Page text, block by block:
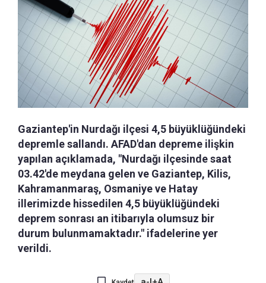
Gaziantep'in Nurdağı ilçesi 4,5 büyüklüğündeki
depremle sallandı. AFAD'dan depreme ilişkin
yapılan açıklamada, "Nurdağı ilçesinde saat
03.42'de meydana gelen ve Gaziantep, Kilis,
Kahramanmaraş, Osmaniye ve Hatay
illerimizde hissedilen 4,5 büyüklüğündeki
deprem sonrası an itibarıyla olumsuz bir
durum bulunmamaktadır." ifadelerine yer
verildi.